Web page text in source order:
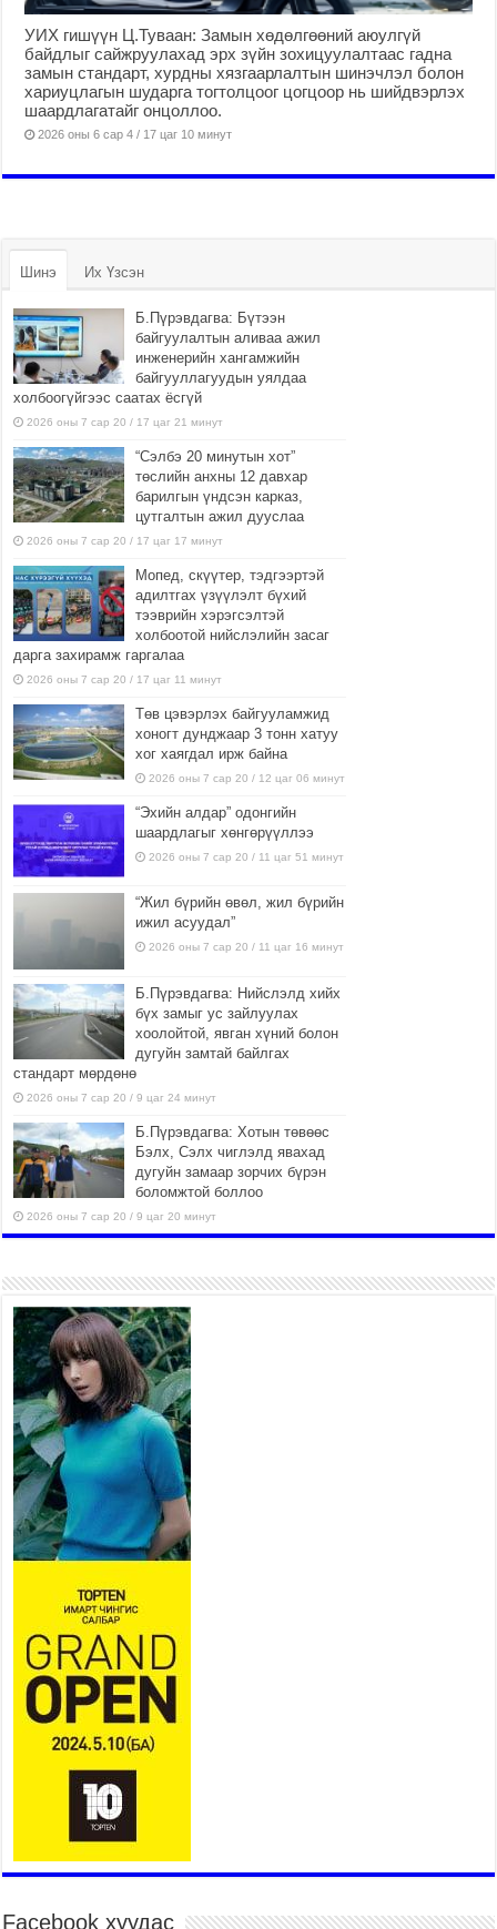
УИХ гишүүн Ц.Туваан: Замын хөдөлгөөний аюулгүй
байдлыг сайжруулахад эрх зүйн зохицуулалтаас гадна
замын стандарт, хурдны хязгаарлалтын шинэчлэл болон
хариуцлагын шударга тогтолцоог цогцоор нь шийдвэрлэх
шаардлагатайг онцоллоо.
2026 оны 6 сар 4 / 17 цаг 10 минут
Шинэ Их Үзсэн
Б.Пүрэвдагва: Бүтээн
байгуулалтын аливаа ажил
инженерийн хангамжийн
байгууллагуудын уялдаа
холбоогүйгээс саатах ёсгүй
2026 оны 7 сар 20 / 17 цаг 21 минут
“Сэлбэ 20 минутын хот”
төслийн анхны 12 давхар
барилгын үндсэн карказ,
цутгалтын ажил дууслаа
2026 оны 7 сар 20 / 17 цаг 17 минут
Мопед, скүүтер, тэдгээртэй
адилтгах үзүүлэлт бүхий
тээврийн хэрэгсэлтэй
холбоотой нийслэлийн засаг
дарга захирамж гаргалаа
2026 оны 7 сар 20 / 17 цаг 11 минут
Төв цэвэрлэх байгууламжид
хоногт дунджаар 3 тонн хатуу
хог хаягдал ирж байна
2026 оны 7 сар 20 / 12 цаг 06 минут
“Эхийн алдар” одонгийн
шаардлагыг хөнгөрүүллээ
2026 оны 7 сар 20 / 11 цаг 51 минут
“Жил бүрийн өвөл, жил бүрийн
ижил асуудал”
2026 оны 7 сар 20 / 11 цаг 16 минут
Б.Пүрэвдагва: Нийслэлд хийх
бүх замыг ус зайлуулах
хоолойтой, явган хүний болон
дугуйн замтай байлгах
стандарт мөрдөнө
2026 оны 7 сар 20 / 9 цаг 24 минут
Б.Пүрэвдагва: Хотын төвөөс
Бэлх, Сэлх чиглэлд явахад
дугуйн замаар зорчих бүрэн
боломжтой боллоо
2026 оны 7 сар 20 / 9 цаг 20 минут
шугам хоолойн ажил 80
хувьтай үргэлжилж байна
2026 оны 7 сар 20 / 9 цаг 14 минут
Усархаг аадар бороо орж байгаа тул аюулгүй
байдлаа хангаж, үер усны аюулаас
сэрэмжлэхийг нийслэлийн Онцгой байдлын
газраас анхааруулж байна
2026 оны 7 сар 20 / 9 цаг 09 минут
311 алба хаагч, 119 техник хэрэгсэлтэй ажиллаж
үер усны аюул, болзошгүй эрсдэлээс сэргийлж
байна
2026 оны 7 сар 20 / 9 цаг 05 минут
Аяллаа зөв төлөвлөхийг иргэдэд зөвлөж байна
2026 оны 7 сар 16 / 11 цаг 50 минут
Үер усны болзошгүй аюулаас сэргийлж,
холбогдох байгууллагууд өндөржүүлсэн бэлэн
байдалд ажиллаж байна
2026 оны 7 сар 15 / 13 цаг 06 минут
Монгол адууны үнэ цэнийг дэлхийд сурталчлах
2026 оны 7 сар 15 / 11 цаг 51 минут
Шагайн харвааны насанд хүрэгчдийн багийн
төрөлд 106 багийн 848 харваач өрсөлдөж,
шилдгүүд шалгарав
Facebook хуудас